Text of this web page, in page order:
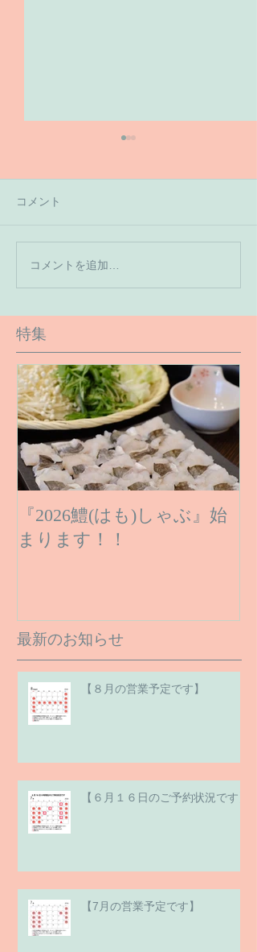
【６月１６日のご予約状
況です】
コメント
コメントを追加…
特集
『2026鱧(はも)しゃぶ』始
まります！！
最新のお知らせ
【８月の営業予定です】
【６月１６日のご予約状況です】
【7月の営業予定です】